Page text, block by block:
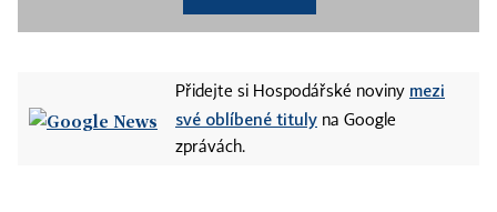
Přidejte si Hospodářské noviny mezi
své oblíbené tituly na Google
zprávách.